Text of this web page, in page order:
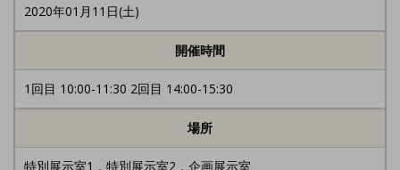
2020年01月11日(土)
開催時間
1回目 10:00-11:30 2回目 14:00-15:30
場所
特別展示室1，特別展示室2，企画展示室